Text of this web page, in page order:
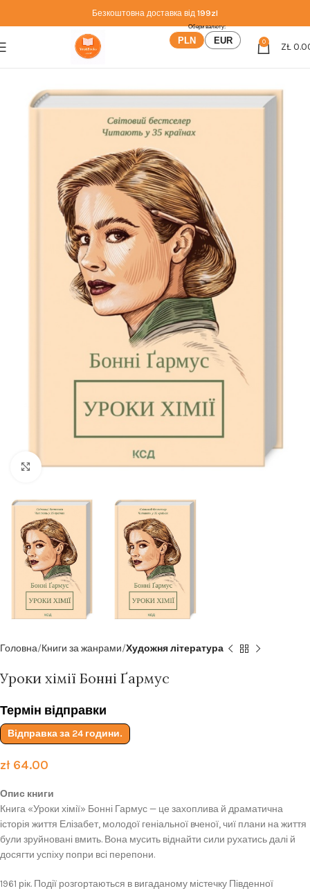
Безкоштовна доставка від 199zl
PLN EUR 0 ZŁ
Click to enlarge
Головна Книги за жанрами Художня література
Уроки хімії Бонні Ґармус
Термін відправки
Відправка за 24 години.
zł64.00
Опис книги
Книга «Уроки хімії» Бонні Гармус — це захоплива й драматична
історія життя Елізабет, молодої геніальної вченої, чиї плани на життя
були зруйновані вмить. Вона мусить віднайти сили рухатись далі й
досягти успіху попри всі перепони.
1961 рік. Події розгортаються в вигаданому містечку Південної